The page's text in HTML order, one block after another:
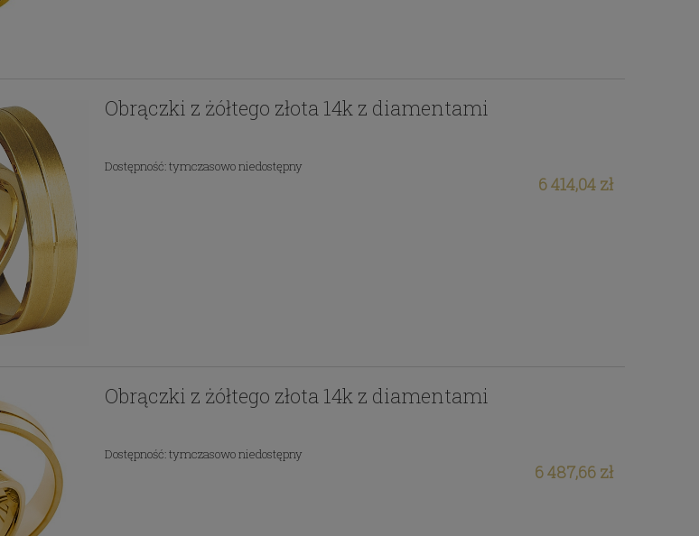
Obrączki z żółtego złota 14k z diamentami
Dostępność:tymczasowo niedostępny
6 414,04 zł
Obrączki z żółtego złota 14k z diamentami
Dostępność:tymczasowo niedostępny
6 487,66 zł